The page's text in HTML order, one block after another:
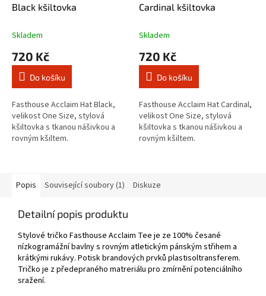
Black kšiltovka
Skladem
720 Kč
Do košíku
Fasthouse Acclaim Hat Black,
velikost One Size, stylová
kšiltovka s tkanou nášivkou a
rovným kšiltem.
Cardinal kšiltovka
Skladem
720 Kč
Do košíku
Fasthouse Acclaim Hat Cardinal,
velikost One Size, stylová
kšiltovka s tkanou nášivkou a
rovným kšiltem.
Popis Související soubory (1) Diskuze
Detailní popis produktu
Stylové tričko Fasthouse Acclaim Tee je ze 100% česané
nízkogramážní bavlny s rovným atletickým pánským střihem a
krátkými rukávy. Potisk brandových prvků plastisoltransferem.
Tričko je z předepraného matreriálu pro zmírnění potenciálního
sražení.